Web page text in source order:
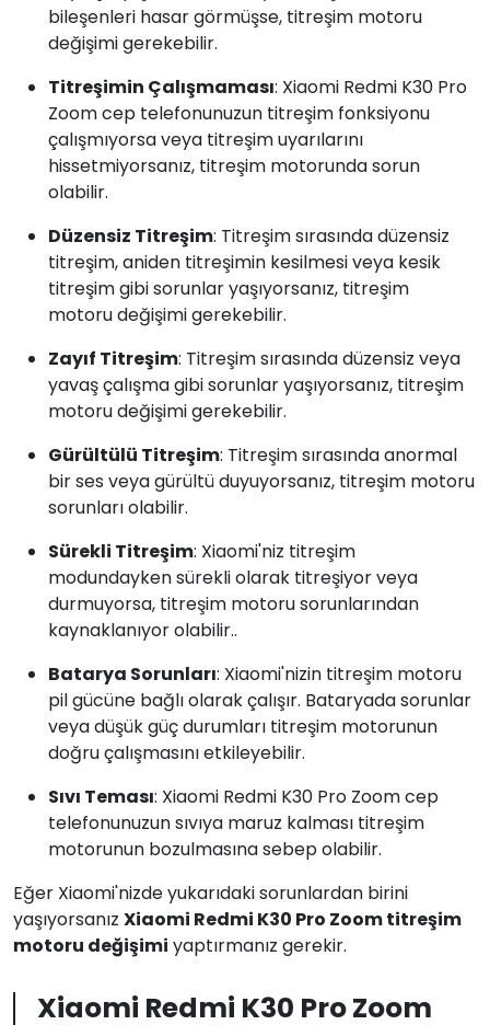
bileşenleri hasar görmüşse, titreşim motoru
değişimi gerekebilir.
Titreşimin Çalışmaması: Xiaomi Redmi K30 Pro
Zoom cep telefonunuzun titreşim fonksiyonu
çalışmıyorsa veya titreşim uyarılarını
hissetmiyorsanız, titreşim motorunda sorun
olabilir.
Düzensiz Titreşim: Titreşim sırasında düzensiz
titreşim, aniden titreşimin kesilmesi veya kesik
titreşim gibi sorunlar yaşıyorsanız, titreşim
motoru değişimi gerekebilir.
Zayıf Titreşim: Titreşim sırasında düzensiz veya
yavaş çalışma gibi sorunlar yaşıyorsanız, titreşim
motoru değişimi gerekebilir.
Gürültülü Titreşim: Titreşim sırasında anormal
bir ses veya gürültü duyuyorsanız, titreşim motoru
sorunları olabilir.
Sürekli Titreşim: Xiaomi'niz titreşim
modundayken sürekli olarak titreşiyor veya
durmuyorsa, titreşim motoru sorunlarından
kaynaklanıyor olabilir..
Batarya Sorunları: Xiaomi'nizin titreşim motoru
pil gücüne bağlı olarak çalışır. Bataryada sorunlar
veya düşük güç durumları titreşim motorunun
doğru çalışmasını etkileyebilir.
Sıvı Teması: Xiaomi Redmi K30 Pro Zoom cep
telefonunuzun sıvıya maruz kalması titreşim
motorunun bozulmasına sebep olabilir.
Eğer Xiaomi'nizde yukarıdaki sorunlardan birini
yaşıyorsanız Xiaomi Redmi K30 Pro Zoom titreşim
motoru değişimi yaptırmanız gerekir.
Xiaomi Redmi K30 Pro Zoom